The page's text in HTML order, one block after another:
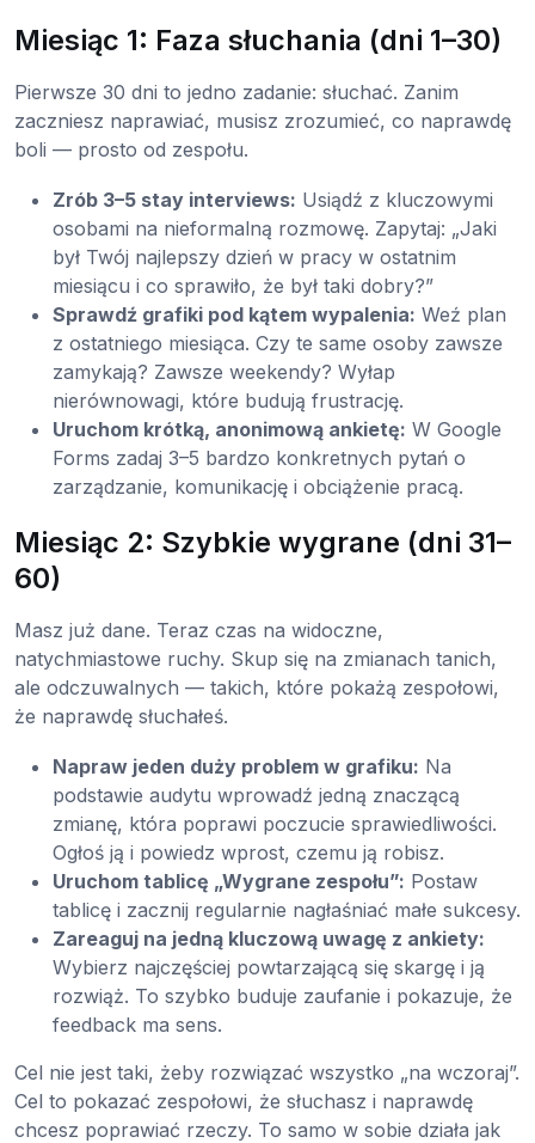
Miesiąc 1: Faza słuchania (dni 1–30)
Pierwsze 30 dni to jedno zadanie: słuchać. Zanim
zaczniesz naprawiać, musisz zrozumieć, co naprawdę
boli — prosto od zespołu.
Zrób 3–5 stay interviews: Usiądź z kluczowymi
osobami na nieformalną rozmowę. Zapytaj: „Jaki
był Twój najlepszy dzień w pracy w ostatnim
miesiącu i co sprawiło, że był taki dobry?”
Sprawdź grafiki pod kątem wypalenia: Weź plan
z ostatniego miesiąca. Czy te same osoby zawsze
zamykają? Zawsze weekendy? Wyłap
nierównowagi, które budują frustrację.
Uruchom krótką, anonimową ankietę: W Google
Forms zadaj 3–5 bardzo konkretnych pytań o
zarządzanie, komunikację i obciążenie pracą.
Miesiąc 2: Szybkie wygrane (dni 31–
60)
Masz już dane. Teraz czas na widoczne,
natychmiastowe ruchy. Skup się na zmianach tanich,
ale odczuwalnych — takich, które pokażą zespołowi,
że naprawdę słuchałeś.
Napraw jeden duży problem w grafiku: Na
podstawie audytu wprowadź jedną znaczącą
zmianę, która poprawi poczucie sprawiedliwości.
Ogłoś ją i powiedz wprost, czemu ją robisz.
Uruchom tablicę „Wygrane zespołu”: Postaw
tablicę i zacznij regularnie nagłaśniać małe sukcesy.
Zareaguj na jedną kluczową uwagę z ankiety:
Wybierz najczęściej powtarzającą się skargę i ją
rozwiąż. To szybko buduje zaufanie i pokazuje, że
feedback ma sens.
Cel nie jest taki, żeby rozwiązać wszystko „na wczoraj”.
Cel to pokazać zespołowi, że słuchasz i naprawdę
chcesz poprawiać rzeczy. To samo w sobie działa jak